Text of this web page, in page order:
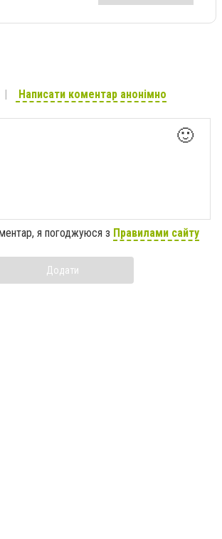
Написати коментар анонімно
🙂
я погоджуюся з Правилами сайту
Додати